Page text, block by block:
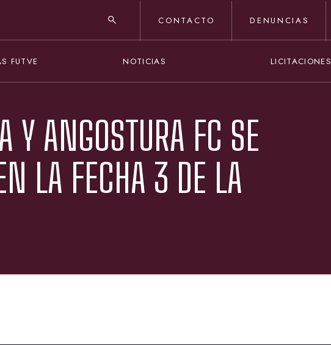
CONTACTO DENUNCIAS
FUTVE NOTICIAS LICITACIONES
Y ANGOSTURA FC SE
LA FECHA 3 DE LA